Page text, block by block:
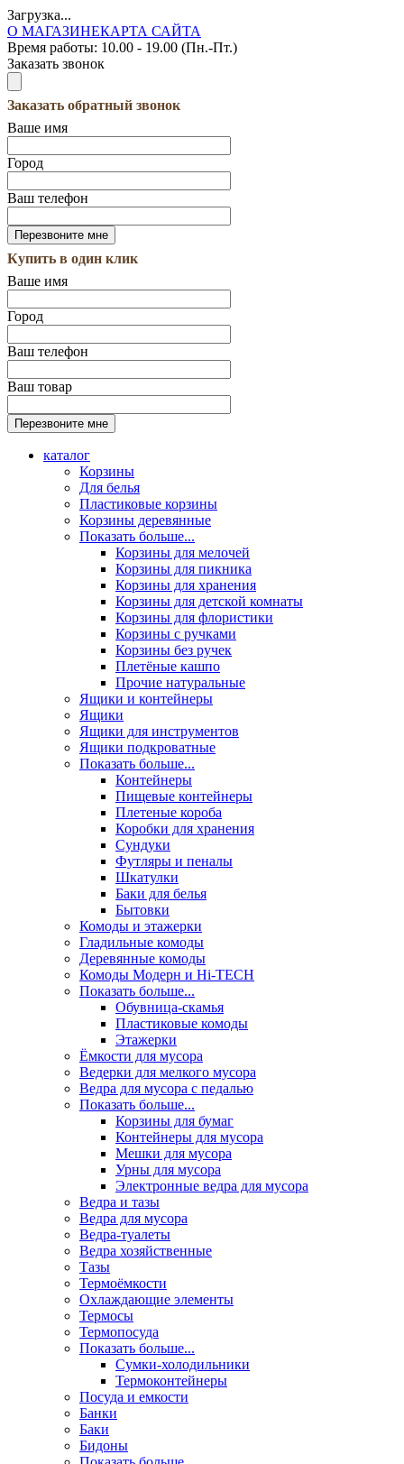
Загрузка...
О МАГАЗИНЕКАРТА САЙТА
Время работы: 10.00 - 19.00 (Пн.-Пт.)
Заказать звонок
Заказать обратный звонок
Ваше имя
Город
Ваш телефон
Купить в один клик
Ваше имя
Город
Ваш телефон
Ваш товар
каталог
Корзины
Для белья
Пластиковые корзины
Корзины деревянные
Показать больше...
Корзины для мелочей
Корзины для пикника
Корзины для хранения
Корзины для детской комнаты
Корзины для флористики
Корзины с ручками
Корзины без ручек
Плетёные кашпо
Прочие натуральные
Ящики и контейнеры
Ящики
Ящики для инструментов
Ящики подкроватные
Показать больше...
Контейнеры
Пищевые контейнеры
Плетеные короба
Коробки для хранения
Сундуки
Футляры и пеналы
Шкатулки
Баки для белья
Бытовки
Комоды и этажерки
Гладильные комоды
Деревянные комоды
Комоды Модерн и Hi-TECH
Показать больше...
Обувница-скамья
Пластиковые комоды
Этажерки
Ёмкости для мусора
Ведерки для мелкого мусора
Ведра для мусора с педалью
Показать больше...
Корзины для бумаг
Контейнеры для мусора
Мешки для мусора
Урны для мусора
Электронные ведра для мусора
Ведра и тазы
Ведра для мусора
Ведра-туалеты
Ведра хозяйственные
Тазы
Термоёмкости
Охлаждающие элементы
Термосы
Термопосуда
Показать больше...
Сумки-холодильники
Термоконтейнеры
Посуда и емкости
Банки
Баки
Бидоны